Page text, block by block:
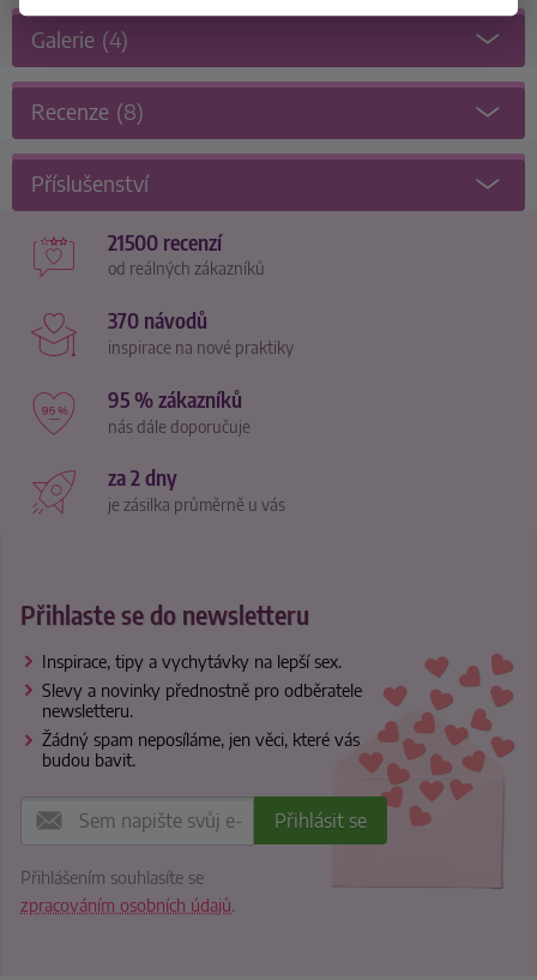
Galerie (4)
Recenze (8)
Příslušenství
21500 recenzí
od reálných zákazníků
370 návodů
inspirace na nové praktiky
95 % zákazníků
nás dále doporučuje
za 2 dny
je zásilka průměrně u vás
Přihlaste se do newsletteru
Inspirace, tipy a vychytávky na lepší sex.
Slevy a novinky přednostně pro odběratele
newsletteru.
Žádný spam neposíláme, jen věci, které vás
budou bavit.
Přihlášením souhlasíte se
zpracováním osobních údajů.